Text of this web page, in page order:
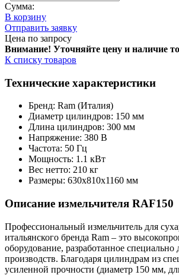
Сумма:
В корзину
Отправить заявку
Цена по запросу
Внимание! Уточняйте цену и наличие
К списку товаров
Технические характеристики
Бренд: Ram (Италия)
Диаметр цилиндров: 150 мм
Длина цилиндров: 300 мм
Напряжение: 380 В
Частота: 50 Гц
Мощность: 1.1 кВт
Вес нетто: 210 кг
Размеры: 630х810х1160 мм
Описание измельчителя RAF150
Профессиональный измельчитель для
итальянского бренда Ram – это
оборудование, разработанное
производств. Благодаря цилиндрам из
усиленной прочности (диаметр 150 мм,